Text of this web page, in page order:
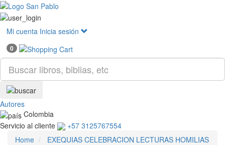
Mi cuenta Inicia sesión
0
Autores
Colombia
Servicio al cliente
+57 3125767554
Home
EXEQUIAS CELEBRACION LECTURAS HOMILIAS